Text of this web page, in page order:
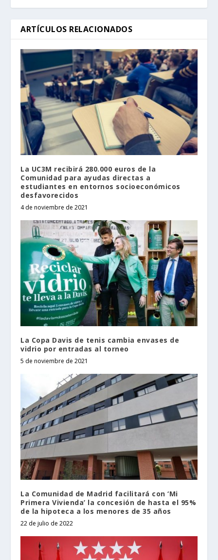
ARTÍCULOS RELACIONADOS
La UC3M recibirá 280.000 euros de la
Comunidad para ayudas directas a
estudiantes en entornos socioeconómicos
desfavorecidos
4 de noviembre de 2021
La Copa Davis de tenis cambia envases de
vidrio por entradas al torneo
5 de noviembre de 2021
La Comunidad de Madrid facilitará con ‘Mi
Primera Vivienda’ la concesión de hasta el 95%
de la hipoteca a los menores de 35 años
22 de julio de 2022